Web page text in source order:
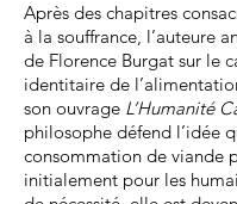
Après des chapitres
à la souffrance, l’auteure
de Florence Burgat sur le
identitaire de
son ouvrage L’Humanité
philosophe défend l’idée
consommation de viande
initialement pour les